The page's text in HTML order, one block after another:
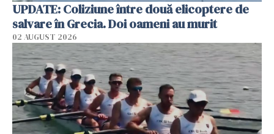
UPDATE: Coliziune între două elicoptere de
salvare în Grecia. Doi oameni au murit
02 AUGUST 2026